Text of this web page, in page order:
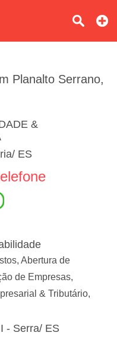
Planalto Serrano,
&
ES
Abertura de
de Empresas,
& Tributário,
- Serra/ ES